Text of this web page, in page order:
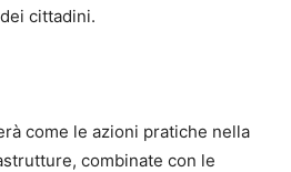
cittadini.
come le azioni pratiche nella
combinate con le